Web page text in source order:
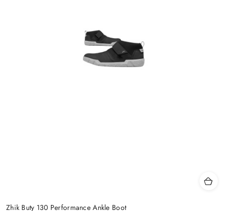
Zhik Buty 130 Performance Ankle Boot